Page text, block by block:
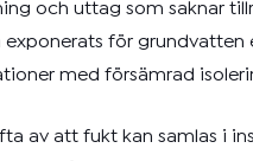
och uttag som saknar
exponerats för grundvatten
med försämrad
av att fukt kan samlas i